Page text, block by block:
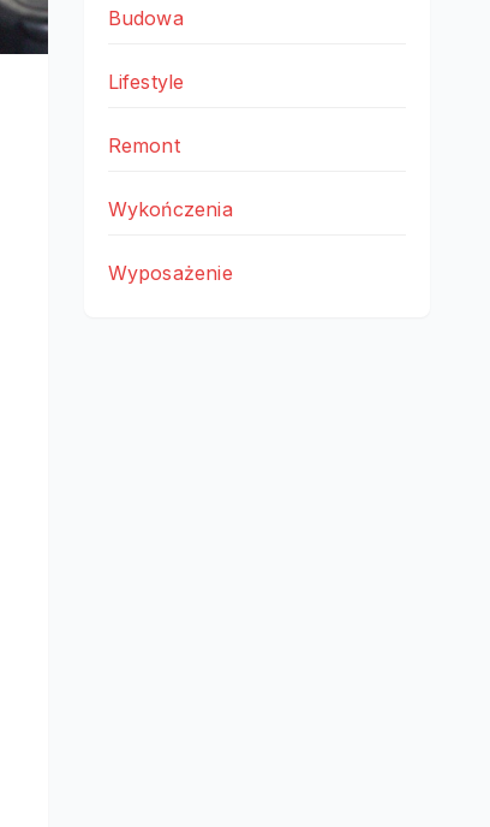
Budowa
Lifestyle
Remont
Wykończenia
Wyposażenie